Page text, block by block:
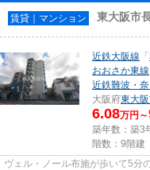
賃貸｜マンション 東大阪市
近鉄大阪線 「
おおさか東線
近鉄難波・
大阪府東大
6.08万円～
築年数：築3
階数：9階建
ヴェル・ノール布施が歩いて5分